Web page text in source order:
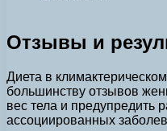
Отзывы и
Диета в
большинству отзывов
вес тела и предупредить
ассоциированных